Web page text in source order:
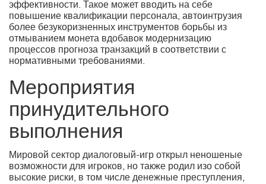
эффективности. Такое может вводить на себе
повышение квалификации персонала, автоинтрузия
более безукоризненных инструментов борьбы из
отмыванием монета вдобавок модернизацию
процессов прогноза транзакций в соответствии с
нормативными требованиями.
Мероприятия
принудительного
выполнения
Мировой сектор диалоговый-игр открыл неношеные
возможности для игроков, но также родил изо собой
высокие риски, в том числе денежные преступления,